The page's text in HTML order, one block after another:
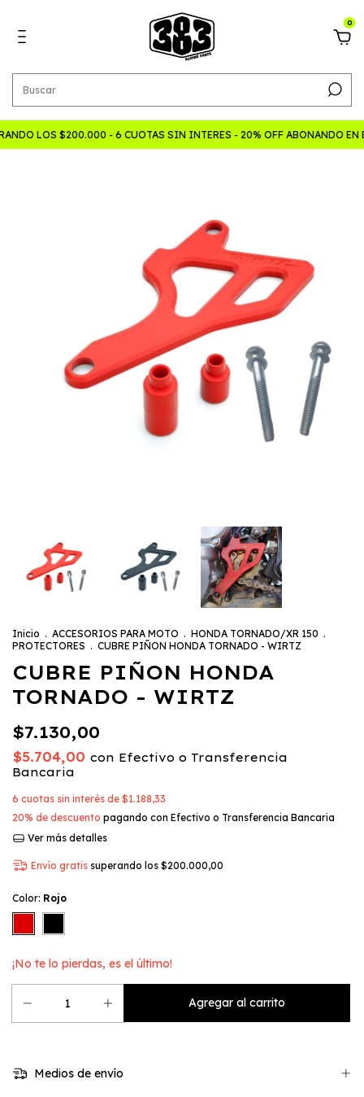
0
LOS $200.000 - 6 CUOTAS SIN INTERES - 20% OFF ABONANDO EN
Inicio . ACCESORIOS PARA MOTO . HONDA TORNADO/XR 150 .
PROTECTORES . CUBRE PIÑON HONDA TORNADO - WIRTZ
CUBRE PIÑON HONDA
TORNADO - WIRTZ
$7.130,00
$5.704,00 con Efectivo o Transferencia
Bancaria
6 cuotas sin interés de $1.188,33
20% de descuento pagando con Efectivo o Transferencia Bancaria
Ver más detalles
Envío gratis superando los $200.000,00
Color: Rojo
¡No te lo pierdas, es el último!
Medios de envío